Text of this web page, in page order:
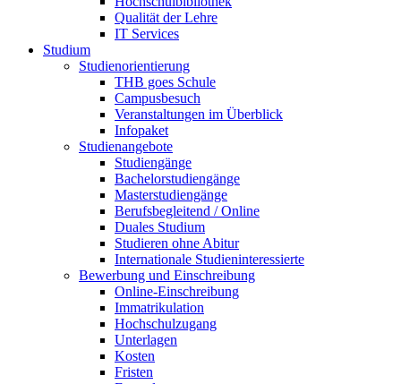
Qualität der Lehre
IT Services
Studium
Studienorientierung
THB goes Schule
Campusbesuch
Veranstaltungen im Überblick
Infopaket
Studienangebote
Studiengänge
Bachelorstudiengänge
Masterstudiengänge
Berufsbegleitend / Online
Duales Studium
Studieren ohne Abitur
Internationale Studieninteressierte
Bewerbung und Einschreibung
Online-Einschreibung
Immatrikulation
Hochschulzugang
Unterlagen
Kosten
Fristen